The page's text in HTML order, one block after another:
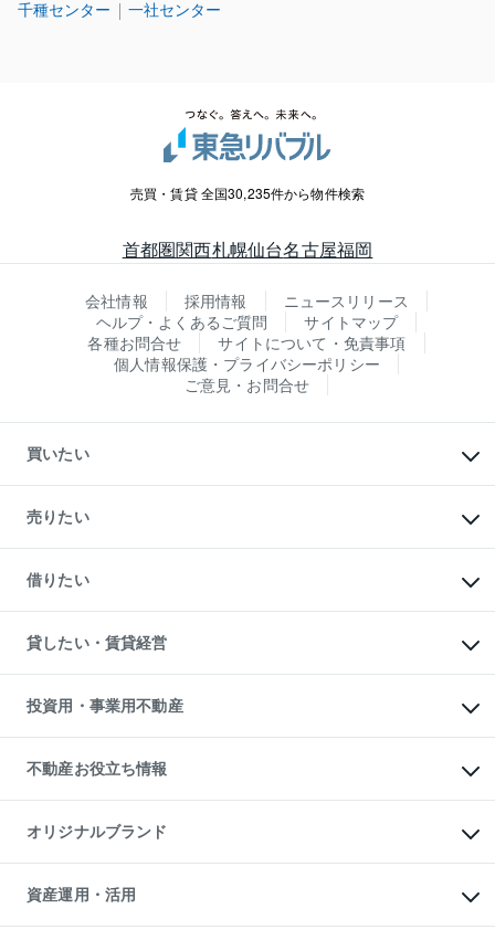
千種センター 一社センター
売買・賃貸 全国30,235件から物件検索
首都圏関西札幌仙台名古屋福岡
会社情報 採用情報
ニュースリリース
ヘルプ・よくあるご質問
サイトマップ
各種お問合せ
サイトについて・免責事項
個人情報保護・プライバシーポリシー
ご意見・お問合せ
買いたい
新築・分譲マンションの購入
中古マンションの購入
一戸建ての購入
中古一戸建ての購入
不動産購入の流れ
注目キーワード物件特集
購入ガイド
English 繁体中文簡体中文
売りたい
一戸建ての売却・査定
土地の売却・査定
スピードAI査定
不動産査定について
不動産売却の流れ
不動産買換えの流れ
売却ガイド
借りたい
オフィス・店舗の賃貸
借りるときの流れ
借りるガイド
貸したい・賃貸経営
マンション賃料データ
賃貸管理プラン
リロケーションについて
貸すガイド
投資用・事業用不動産
事業用不動産
マンション投資
投資用マンション
アパート経営
収益物件
ビル購入（ビル一棟）
投資用不動産の売却査定
事業用不動産の売却査定
不動産お役立ち情報
マンションライブラリー
人気マンションランキング
暮らしに役立つ不動産メディア
不動産相場・不動産価格情報
オリジナルブランド
一棟リノベーションマンション
L`GENTE（ルジェンテ）
区分リノベーションマンション
資産運用・活用